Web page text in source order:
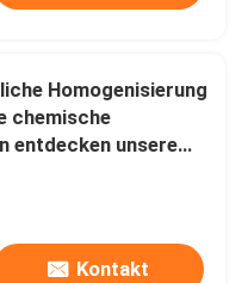
Homogenisierung
chemische
entdecken unsere
Kontakt